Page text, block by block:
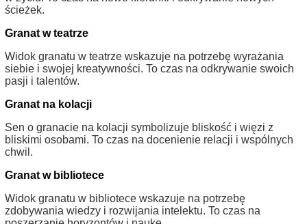
ścieżek.
Granat w teatrze
Widok granatu w teatrze wskazuje na potrzebę wyrażania
siebie i swojej kreatywności. To czas na odkrywanie swoich
pasji i talentów.
Granat na kolacji
Sen o granacie na kolacji symbolizuje bliskość i więzi z
bliskimi osobami. To czas na docenienie relacji i wspólnych
chwil.
Granat w bibliotece
Widok granatu w bibliotece wskazuje na potrzebę
zdobywania wiedzy i rozwijania intelektu. To czas na